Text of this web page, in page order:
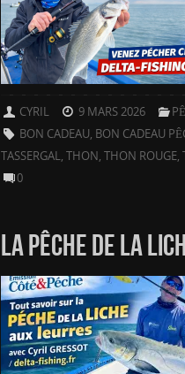
CYRIL 9 MARS 2026
BON CADEAU, BON CADEAU
TASSERGAL, THON, THON ROUGE,
0
LA PÊCHE DE LA